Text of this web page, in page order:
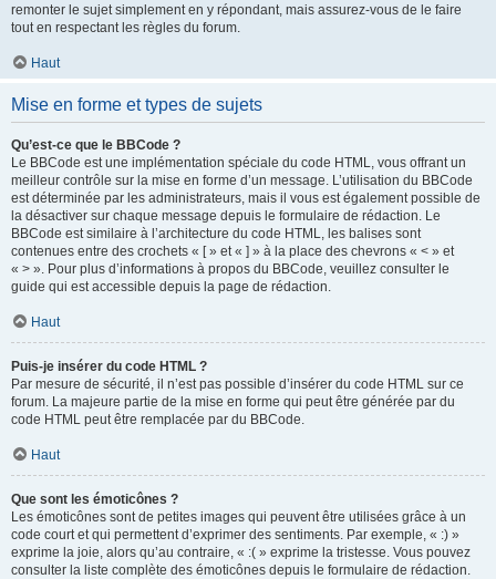
remonter le sujet simplement en y répondant, mais assurez-vous de le faire
tout en respectant les règles du forum.
Haut
Mise en forme et types de sujets
Qu’est-ce que le BBCode ?
Le BBCode est une implémentation spéciale du code HTML, vous offrant un
meilleur contrôle sur la mise en forme d’un message. L’utilisation du BBCode
est déterminée par les administrateurs, mais il vous est également possible de
la désactiver sur chaque message depuis le formulaire de rédaction. Le
BBCode est similaire à l’architecture du code HTML, les balises sont
contenues entre des crochets « [ » et « ] » à la place des chevrons « < » et
« > ». Pour plus d’informations à propos du BBCode, veuillez consulter le
guide qui est accessible depuis la page de rédaction.
Haut
Puis-je insérer du code HTML ?
Par mesure de sécurité, il n’est pas possible d’insérer du code HTML sur ce
forum. La majeure partie de la mise en forme qui peut être générée par du
code HTML peut être remplacée par du BBCode.
Haut
Que sont les émoticônes ?
Les émoticônes sont de petites images qui peuvent être utilisées grâce à un
code court et qui permettent d’exprimer des sentiments. Par exemple, « :) »
exprime la joie, alors qu’au contraire, « :( » exprime la tristesse. Vous pouvez
consulter la liste complète des émoticônes depuis le formulaire de rédaction.